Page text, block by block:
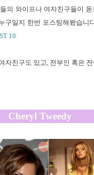
의 와이프나 여자친구들이
일지 한번 포스팅해봤습
10
친구도 있고, 전부인 혹은
Cheryl Tweedy